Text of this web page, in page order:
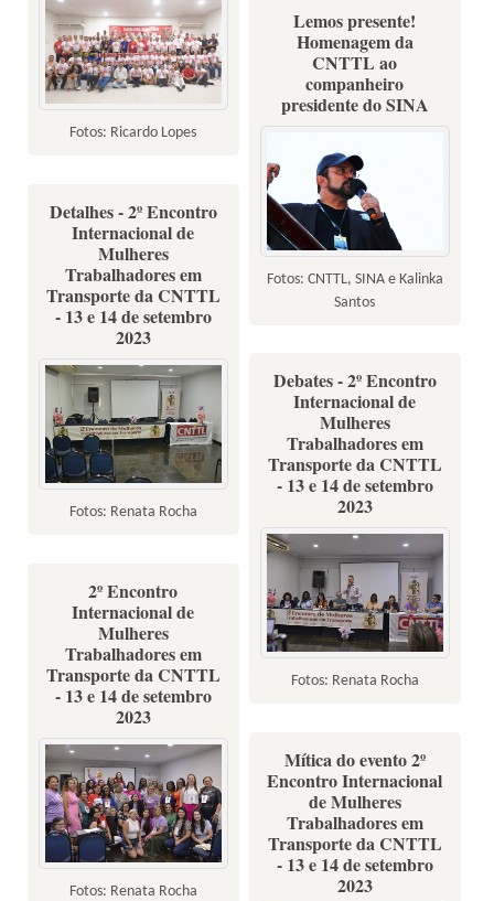
Fotos: Ricardo Lopes
Lemos presente!
Homenagem da
CNTTL ao
companheiro
presidente do SINA
Fotos: CNTTL, SINA e Kalinka
Santos
Detalhes - 2º Encontro
Internacional de
Mulheres
Trabalhadores em
Transporte da CNTTL
- 13 e 14 de setembro
2023
Fotos: Renata Rocha
Debates - 2º Encontro
Internacional de
Mulheres
Trabalhadores em
Transporte da CNTTL
- 13 e 14 de setembro
2023
Fotos: Renata Rocha
2º Encontro
Internacional de
Mulheres
Trabalhadores em
Transporte da CNTTL
- 13 e 14 de setembro
2023
Fotos: Renata Rocha
Mítica do evento 2º
Encontro Internacional
de Mulheres
Trabalhadores em
Transporte da CNTTL
- 13 e 14 de setembro
2023